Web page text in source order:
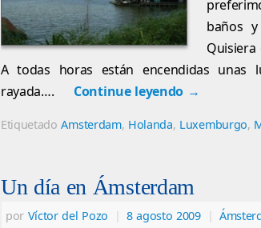
baños
A todas horas están encendidas unas
rayada….
Continue leyendo →
EtiquetadoAmsterdam, Holanda, Luxemburgo,
Un día en Ámsterdam
por Víctor del Pozo 8 agosto 2009